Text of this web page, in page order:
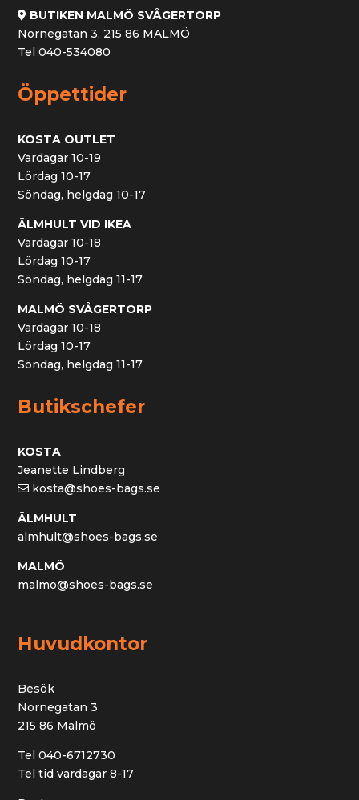
BUTIKEN MALMÖ SVÅGERTORP
Nornegatan 3, 215 86 MALMÖ
Tel 040-534080
Öppettider
KOSTA OUTLET
Vardagar 10-19
Lördag 10-17
Söndag, helgdag 10-17
ÄLMHULT VID IKEA
Vardagar 10-18
Lördag 10-17
Söndag, helgdag 11-17
MALMÖ SVÅGERTORP
Vardagar 10-18
Lördag 10-17
Söndag, helgdag 11-17
Butikschefer
KOSTA
Jeanette Lindberg
kosta@shoes-bags.se
ÄLMHULT
almhult@shoes-bags.se
MALMÖ
malmo@shoes-bags.se
Huvudkontor
Besök
Nornegatan 3
215 86 Malmö
Tel 040-6712730
Tel tid vardagar 8-17